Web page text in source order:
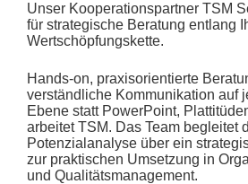
Unser Kooperationspartner TSM
für strategische Beratung entlang
Wertschöpfungskette.
Hands-on, praxisorientierte
verständliche Kommunikation auf
Ebene statt PowerPoint,
arbeitet TSM. Das Team begleitet
Potenzialanalyse über ein
zur praktischen Umsetzung in
und Qualitätsmanagement.